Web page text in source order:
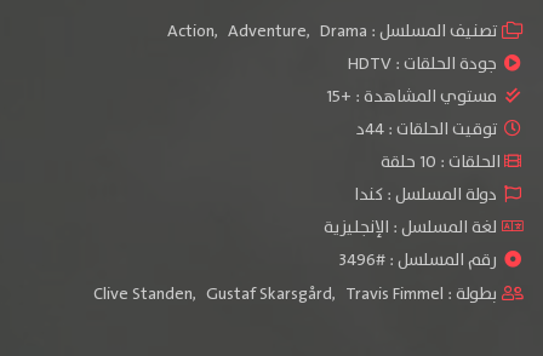
تصنيف المسلسل : Action, Adventure, Drama
جودة الحلقات :HDTV
مستوي المشاهدة : +15
توقيت الحلقات : 44د
الحلقات : 10 حلقة
دولة المسلسل : كندا
لغة المسلسل : الإنجليزية
رقم المسلسل : #3496
بطولة :
Clive Standen, Gustaf Skarsgård, Travis Fimmel